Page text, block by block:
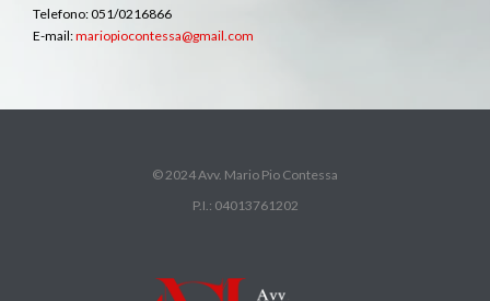
Telefono: 051/0216866
E-mail:mariopiocontessa@gmail.com
© 2024 Avv. Mario Pio Contessa
P.I.: 04013761202